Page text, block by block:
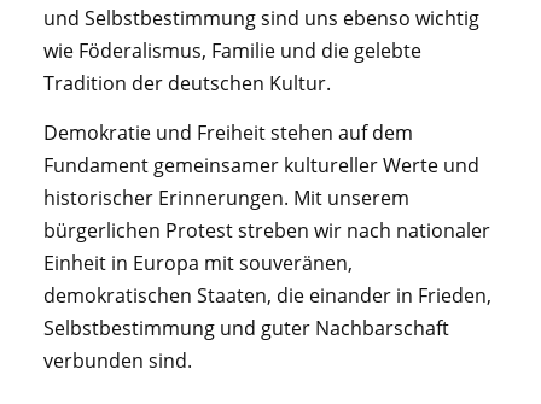
und Selbstbestimmung sind uns ebenso wichtig
wie Föderalismus, Familie und die gelebte
Tradition der deutschen Kultur.
Demokratie und Freiheit stehen auf dem
Fundament gemeinsamer kultureller Werte und
historischer Erinnerungen. Mit unserem
bürgerlichen Protest streben wir nach nationaler
Einheit in Europa mit souveränen,
demokratischen Staaten, die einander in Frieden,
Selbstbestimmung und guter Nachbarschaft
verbunden sind.